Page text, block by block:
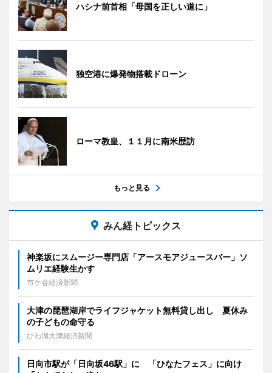
ハシナ前首相「母国を正しい道に」
独空港に爆発物搭載ドローン
ローマ教皇、１１月に南米歴訪
もっと見る
みん経トピックス
神楽坂にスムージー専門店「アースモアジュースバー」ソ
ムリエ経験生かす
市ケ谷経済新聞
大津の琵琶湖岸でライフジャケット無料貸し出し 夏休み
の子どもの命守る
びわ湖大津経済新聞
日向市駅が「日向坂46駅」に 「ひなたフェス」に向け